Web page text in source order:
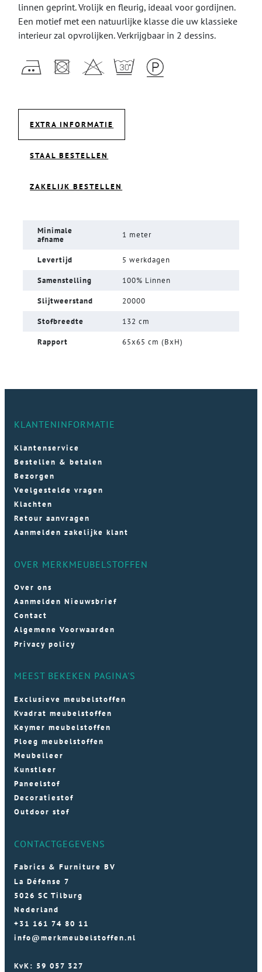
linnen geprint. Vrolijk en fleurig, ideaal voor gordijnen.
Een motief met een natuurlijke klasse die uw klassieke
interieur zal opvrolijken. Verkrijgbaar in 2 dessins.
EXTRA INFORMATIE
STAAL BESTELLEN
ZAKELIJK BESTELLEN
Minimale
afname
1 meter
Levertijd 5 werkdagen
Samenstelling 100% Linnen
Slijtweerstand 20000
Stofbreedte 132 cm
Rapport 65x65 cm (BxH)
KLANTENINFORMATIE
Klantenservice
Bestellen & betalen
Bezorgen
Veelgestelde vragen
Klachten
Retour aanvragen
Aanmelden zakelijke klant
OVER MERKMEUBELSTOFFEN
Over ons
Aanmelden Nieuwsbrief
Contact
Algemene Voorwaarden
Privacy policy
MEEST BEKEKEN PAGINA'S
Exclusieve meubelstoffen
Kvadrat meubelstoffen
Keymer meubelstoffen
Ploeg meubelstoffen
Meubelleer
Kunstleer
Paneelstof
Decoratiestof
Outdoor stof
CONTACTGEGEVENS
Fabrics & Furniture BV
La Défense 7
5026 SC Tilburg
Nederland
+31 161 74 80 11
info@merkmeubelstoffen.nl
KvK: 59 057 327